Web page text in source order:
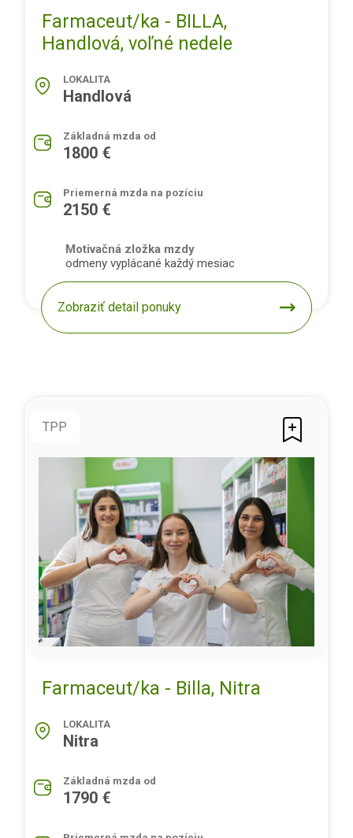
Farmaceut/ka - BILLA,
Handlová, voľné nedele
LOKALITA
Handlová
Základná mzda od
1800 €
Priemerná mzda na pozíciu
2150 €
Motivačná zložka mzdy
odmeny vyplácané každý mesiac
Zobraziť detail ponuky
TPP
Farmaceut/ka - Billa, Nitra
LOKALITA
Nitra
Základná mzda od
1790 €